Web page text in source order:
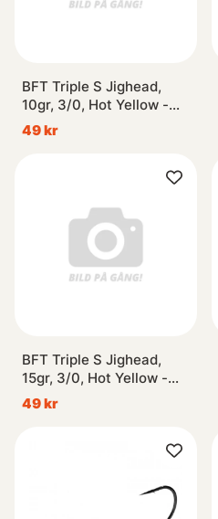
BFT Triple S Jighead,
10gr, 3/0, Hot Yellow -
3pcs
49 kr
BFT Triple S Jighead,
15gr, 3/0, Hot Yellow -
2pcs
49 kr